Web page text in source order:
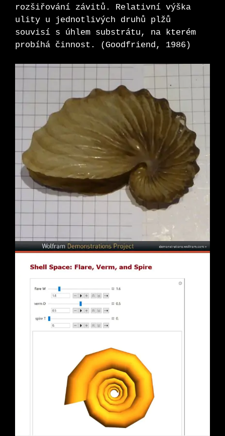
rozšiřování závitů. Relativní výška
ulity u jednotlivých druhů plžů
souvisí s úhlem substrátu, na kterém
probíhá činnost. (Goodfriend, 1986)